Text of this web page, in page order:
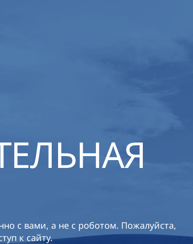
с вами, а не с роботом. Пожалуйста,
к сайту.